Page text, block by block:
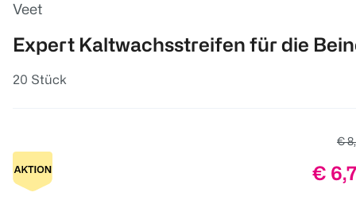
Veet
Expert Kaltwachsstreifen für die
20 Stück
€
€